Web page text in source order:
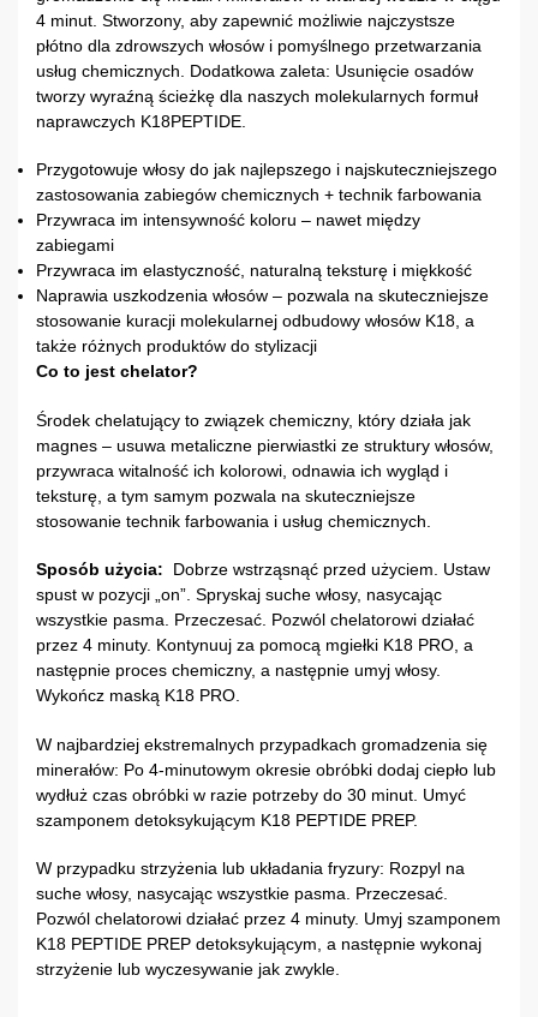
4 minut. Stworzony, aby zapewnić możliwie najczystsze
płótno dla zdrowszych włosów i pomyślnego przetwarzania
usług chemicznych. Dodatkowa zaleta: Usunięcie osadów
tworzy wyraźną ścieżkę dla naszych molekularnych formuł
naprawczych K18PEPTIDE.
Przygotowuje włosy do jak najlepszego i najskuteczniejszego
zastosowania zabiegów chemicznych + technik farbowania
Przywraca im intensywność koloru – nawet między
zabiegami
Przywraca im elastyczność, naturalną teksturę i miękkość
Naprawia uszkodzenia włosów – pozwala na skuteczniejsze
stosowanie kuracji molekularnej odbudowy włosów K18, a
także różnych produktów do stylizacji
Co to jest chelator?
Środek chelatujący to związek chemiczny, który działa jak
magnes – usuwa metaliczne pierwiastki ze struktury włosów,
przywraca witalność ich kolorowi, odnawia ich wygląd i
teksturę, a tym samym pozwala na skuteczniejsze
stosowanie technik farbowania i usług chemicznych.
Sposób użycia: Dobrze wstrząsnąć przed użyciem. Ustaw
spust w pozycji „on”. Spryskaj suche włosy, nasycając
wszystkie pasma. Przeczesać. Pozwól chelatorowi działać
przez 4 minuty. Kontynuuj za pomocą mgiełki K18 PRO, a
następnie proces chemiczny, a następnie umyj włosy.
Wykończ maską K18 PRO.
W najbardziej ekstremalnych przypadkach gromadzenia się
minerałów: Po 4-minutowym okresie obróbki dodaj ciepło lub
wydłuż czas obróbki w razie potrzeby do 30 minut. Umyć
szamponem detoksykującym K18 PEPTIDE PREP.
W przypadku strzyżenia lub układania fryzury: Rozpyl na
suche włosy, nasycając wszystkie pasma. Przeczesać.
Pozwól chelatorowi działać przez 4 minuty. Umyj szamponem
K18 PEPTIDE PREP detoksykującym, a następnie wykonaj
strzyżenie lub wyczesywanie jak zwykle.